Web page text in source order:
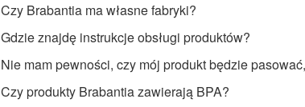
Czy Brabantia ma własne fabryki?
Gdzie znajdę instrukcje obsługi produktów?
Nie mam pewności, czy mój produkt będzie
Czy produkty Brabantia zawierają BPA?